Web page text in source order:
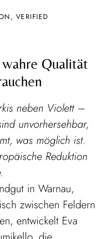
, VERIFIED
Qualität
neben Violett –
unvorhersehbar,
was möglich ist.
Reduktion
in Warnau,
zwischen Feldern
entwickelt Eva